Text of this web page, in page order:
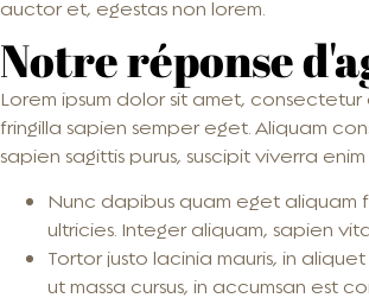
auctor et, egestas non lorem.
Notre réponse
Lorem ipsum dolor sit amet, consectetur
fringilla sapien semper eget. Aliquam
sapien sagittis purus, suscipit viverra
Nunc dapibus quam eget aliquam
ultricies. Integer aliquam, sapien
Tortor justo lacinia mauris, in
ut massa cursus, in accumsan est